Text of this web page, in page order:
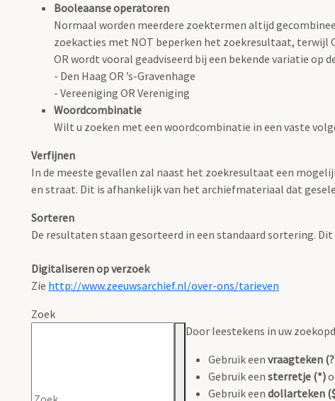
Booleaanse operatoren
Normaal worden meerdere zoektermen altijd
zoekacties met NOT beperken het zoekresultaat, terwijl
OR wordt vooral geadviseerd bij een bekende variatie op
- Den Haag OR ’s-Gravenhage
- Vereeniging OR Vereniging
Woordcombinatie
Wilt u zoeken met een woordcombinatie in een vaste
Verfijnen
In de meeste gevallen zal naast het zoekresultaat een
en straat. Dit is afhankelijk van het archiefmateriaal dat
Sorteren
De resultaten staan gesorteerd in een standaard sortering.
Digitaliseren op verzoek
Zie http://www.zeeuwsarchief.nl/over-ons/tarieven
Zoek
Door leestekens in uw
Gebruik een vraagteken
Gebruik een sterretje (*)
Gebruik een dollarteken